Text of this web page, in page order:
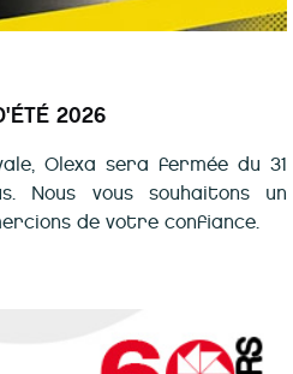
2026
Olexa sera fermée du 31
Nous vous souhaitons un
de votre confiance.